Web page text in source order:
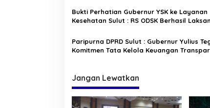
s
Bukti Perhatian Gubernur YSK ke Layanan
Kesehatan Sulut : RS ODSK Berhasil
Paripurna DPRD Sulut : Gubernur Yulius
Komitmen Tata Kelola Keuangan
Jangan Lewatkan